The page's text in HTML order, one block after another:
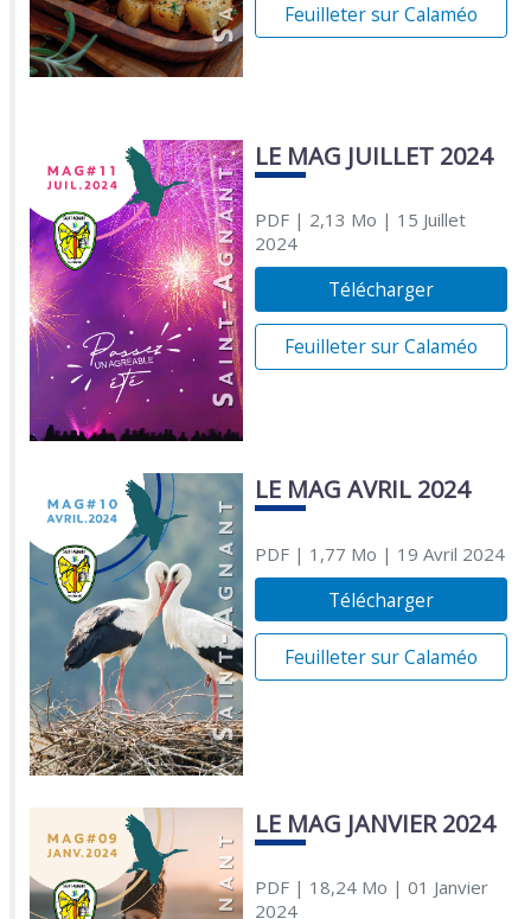
Feuilleter sur Calaméo
LE MAG JUILLET 2024
PDF| 2,13 Mo | 15 Juillet
2024
Télécharger
Feuilleter sur Calaméo
LE MAG AVRIL 2024
PDF| 1,77 Mo | 19 Avril 2024
Télécharger
Feuilleter sur Calaméo
LE MAG JANVIER 2024
PDF| 18,24 Mo | 01 Janvier
2024